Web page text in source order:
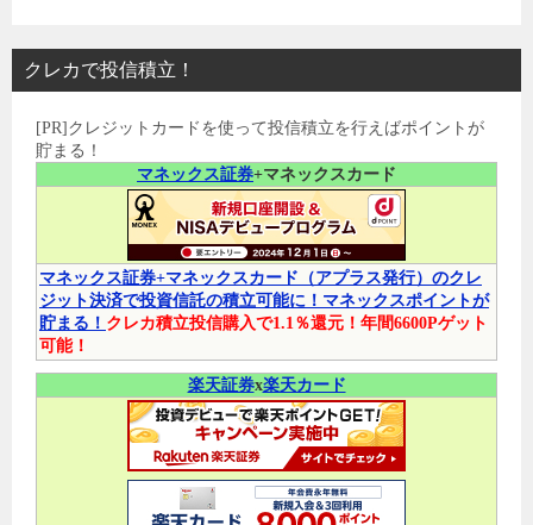
クレカで投信積立！
[PR]クレジットカードを使って投信積立を行えばポイントが
貯まる！
マネックス証券+マネックスカード
マネックス証券+マネックスカード（アプラス発行）のクレ
ジット決済で投資信託の積立可能に！マネックスポイントが
貯まる！ クレカ積立投信購入で1.1％還元！年間6600Pゲット
可能！
楽天証券x楽天カード